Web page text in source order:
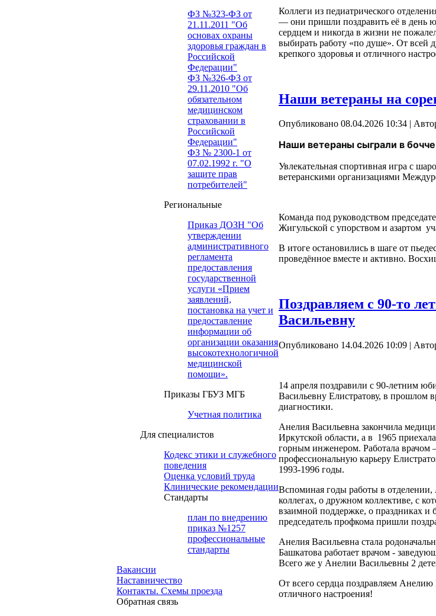
ФЗ №323-ФЗ от
21.11.2011 "Об
основах охраны
здоровья граждан в
Российской
Федерации"
ФЗ №326-ФЗ от
29.11.2010 "Об
обязательном
медицинском
страховании в
Российской
Федерации"
ФЗ № 2300-1 от
07.02.1992 г. "О
защите прав
потребителей"
Региональные
Приказ ДОЗН "Об
утверждении
административного
регламента
предоставления
государственной
услуги «Прием
заявлений,
постановка на учет и
предоставление
информации об
организации оказания
высокотехнологичной
медицинской
помощи».
Приказы ГБУЗ МГБ
Учетная политика
Для специалистов
Кодекс этики и служебного
поведения
Оценка условий труда
Клинические рекомендации
Cтандарты
план по внедрению
приказ №1257
профессиональные
стандарты
Вакансии
Наставничество
Контакты. Схемы проезда
Обратная связь
Коллеги из педиатрического
— они пришли поздравить её в день
сердцем и никогда в жизни не
выбирать работу «по душе». От
крепкого здоровья и отличного
Наши ветераны на
Опубликовано 08.04.2026 10:34 |
Наши ветераны сыграли в
Увлекательная спортивная игра с
ветеранскими организациями
Команда под руководством
Жигульской с упорством и азартом
В итоге остановились в шаге от
проведённое вместе и активно.
Поздравляем с 90-то
Васильевну
Опубликовано 14.04.2026 10:09 |
14 апреля поздравили с 90-летним
Васильевну Елистратову, в прошлом
диагностики.
Анелия Васильевна закончила
Иркутской области, а в 1965
горным инженером. Работала врачом
профессиональную карьеру
1993-1996 годы.
Вспоминая годы работы в отделении,
коллегах, о дружном коллективе, с
взаимной поддержке, о праздниках и
председатель профкома пришли
Анелия Васильевна стала
Башкатова работает врачом -
Всего же у Анелии Васильевны 2
От всего сердца поздравляем
отличного настроения!